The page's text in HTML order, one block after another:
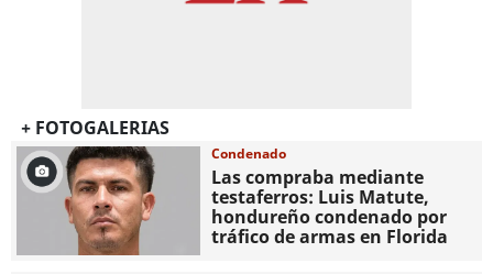
+ FOTOGALERIAS
Condenado
Las compraba mediante
testaferros: Luis Matute,
hondureño condenado por
tráfico de armas en Florida